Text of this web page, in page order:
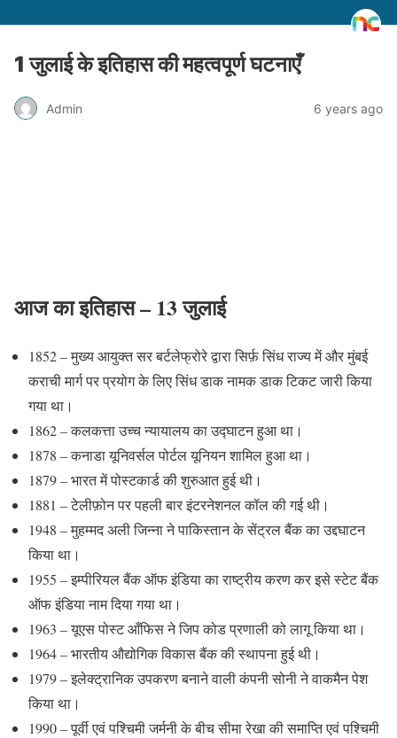
1 जुलाई के इतिहास की महत्वपूर्ण घटनाएँ
Admin 6 years ago
आज का इतिहास– 13 जुलाई
1852 – मुख्य आयुक्त सर बर्टलेफ्रोरे द्वारा सिर्फ़ सिंध राज्य में और मुंबई
कराची मार्ग पर प्रयोग के लिए सिंध डाक नामक डाक टिकट जारी किया
गया था।
1862 – कलकत्ता उच्च न्यायालय का उद्घाटन हुआ था।
1878 – कनाडा यूनिवर्सल पोर्टल यूनियन शामिल हुआ था।
1879 – भारत में पोस्टकार्ड की शुरुआत हुई थी।
1881 – टेलीफ़ोन पर पहली बार इंटरनेशनल कॉल की गई थी।
1948 – मुहम्मद अली जिन्ना ने पाकिस्तान के सेंट्रल बैंक का उद्दघाटन
किया था।
1955 – इम्पीरियल बैंक ऑफ इंडिया का राष्ट्रीय करण कर इसे स्टेट बैंक
ऑफ इंडिया नाम दिया गया था।
1963 – यूएस पोस्ट आँफिस ने जिप कोड प्रणाली को लागू किया था।
1964 – भारतीय औद्योगिक विकास बैंक की स्थापना हुई थी।
1979 – इलेक्ट्रानिक उपकरण बनाने वाली कंपनी सोनी ने वाकमैन पेश
किया था।
1990 – पूर्वी एवं पश्चिमी जर्मनी के बीच सीमा रेखा की समाप्ति एवं पश्चिमी